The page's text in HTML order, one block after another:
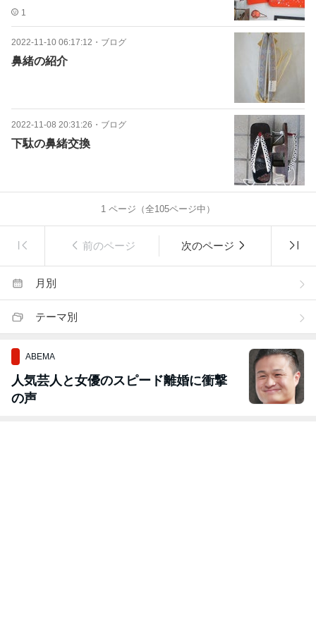
1
2022-11-10 06:17:12 ・ ブログ
鼻緒の紹介
2022-11-08 20:31:26 ・ ブログ
下駄の鼻緒交換
1 ページ（全105ページ中）
前のページ 次のページ
月別
テーマ別
ABEMA
人気芸人と女優のスピード離婚に衝撃
の声